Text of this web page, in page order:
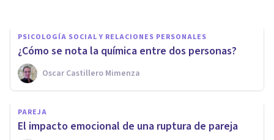
PSICOLOGÍA SOCIAL Y RELACIONES PERSONALES
¿Cómo se nota la química entre dos personas?
Oscar Castillero Mimenza
PAREJA
El impacto emocional de una ruptura de pareja
SEXOLOGÍA
Deseo sexual: ¿qué elementos
físicos y psicológicos influyen
en él?